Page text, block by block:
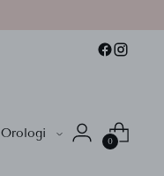
Orologi
0